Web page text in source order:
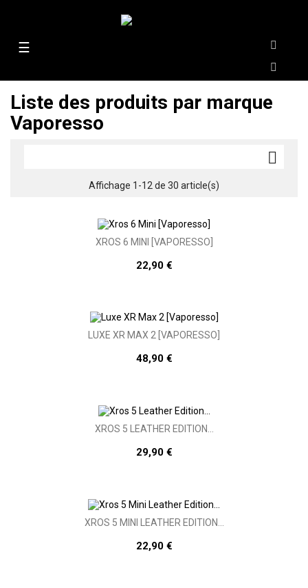
Basculer
☰
Liste des produits par marque
Vaporesso

Affichage 1-12 de 30 article(s)
XROS 6 MINI [VAPORESSO]
22,90 €
LUXE XR MAX 2 [VAPORESSO]
48,90 €
XROS 5 LEATHER EDITION...
29,90 €
XROS 5 MINI LEATHER EDITION...
22,90 €